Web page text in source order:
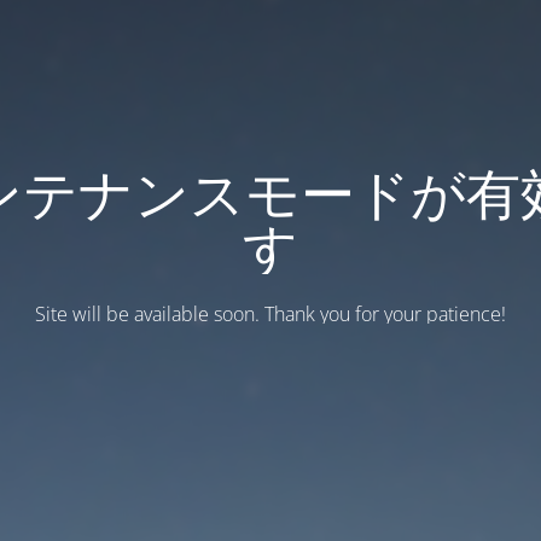
テナンスモードが有
す
Site will be available soon. Thank you for your patience!